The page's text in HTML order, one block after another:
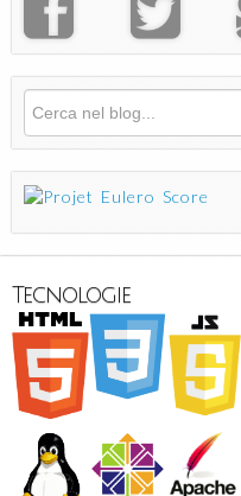
Form di ricerca
Tecnologie